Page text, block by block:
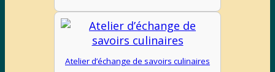
Atelier d’échange de savoirs culinaires